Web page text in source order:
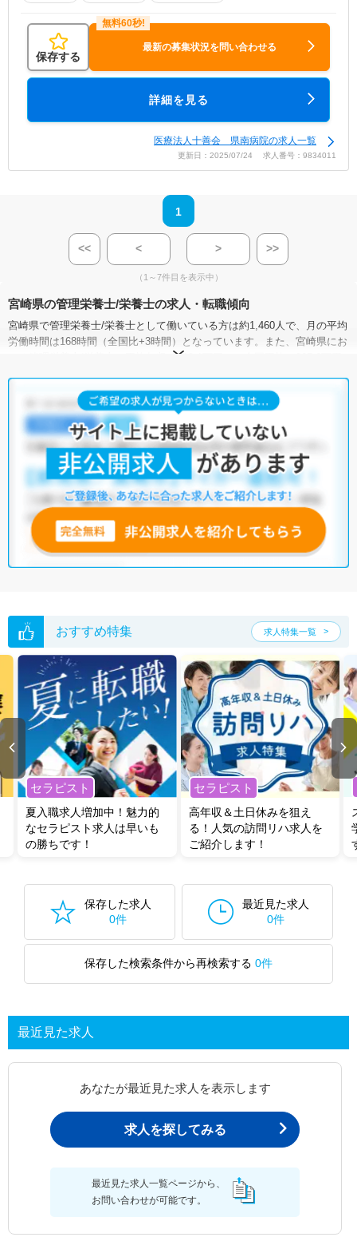
保存する
最新の募集状況を問い合わせる
詳細を見る
医療法人十善会 県南病院の求人一覧
更新日：2025/07/24 求人番号：9834011
1
<< < > >>
（1～7件目を表示中）
宮崎県の管理栄養士/栄養士の求人・転職傾向
宮崎県で管理栄養士/栄養士として働いている方は約1,460人で、月の平均
労働時間は168時間（全国比+3時間）となっています。また、宮崎県にお
ける管理栄養士/栄養士の平均年収は310.1万円で、全国平均の367.6万円
管理栄養士/栄養士の有効求人倍率は、全国平均が2.03倍なのに対して、
宮崎県は2.35倍。管理栄養士/栄養士の需要は高いと言えます。一方で、
宮崎県には病院が133施設、クリニックが710施設、介護施設が2,993施設
あり、管理栄養士/栄養士として働ける施設が豊富です。さまざまな求人
の中から、ぜひ自分の条件に合った職場を探してみてください。
マイナビコメディカルには、【車通勤可】【未経験OK】【託児所・育児
補助】など、多種多様な管理栄養士/栄養士の求人がそろっています。さ
らに、マイナビコメディカルでは、限定求人や非公開求人のご紹介も可
能です。お気軽にご相談ください。
※各種数字情報は2022年12月 マイナビ調べによる
サイト上に掲載されている求人の他に、
転職支援サービスにお申し込みいただくと、全求人からご希望条件に合
う求人を提案させていただきます。
宮崎県の管理栄養士/栄養士求人では以下のような条件が人気です。
土日祝休・積極採用中・残業少なめ・ 正社員(正職員) ・病
・介護福祉施設
他の条件でも人気の求人がございますので、「こだわり条件」から検索
いただくか、お気軽にお問い合わせください。
全国の管理栄養士/栄養士求人から検索いただくことも可能です。
無料転職支援サービス
にお申し込みいただくと、ご希望条件をヒアリン
グした上で求人をご提案いたします。
ご希望条件がまだ定まっていない方は
人気の希望条件をピックアップし
た求人特集 をぜひご活用ください。
い。
おすすめ特集 求人特集一覧
セラピスト
夏入職求人増加中！魅力的
なセラピスト求人は早いも
の勝ちです！
セラピスト
高年収＆土日休みを狙え
る！人気の訪問リハ求人を
ご紹介します！
保存した求人
0件
最近見た求人
0件
保存した検索条件から再検索する 0件
最近見た求人
あなたが最近見た求人を表示します
求人を探してみる
最近見た求人一覧ページから、
お問い合わせが可能です。